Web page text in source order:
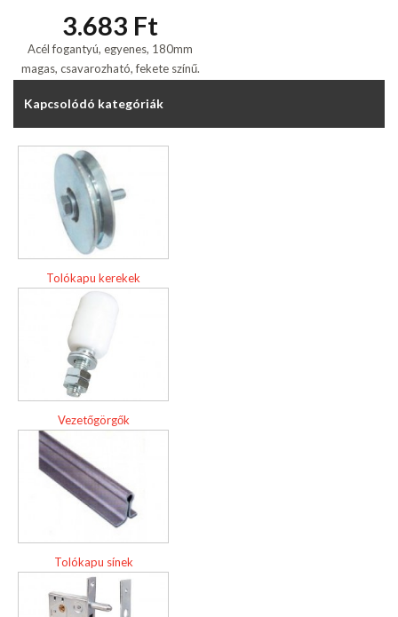
3.683 Ft
Acél fogantyú, egyenes, 180mm
magas, csavarozható, fekete színű.
Kapcsolódó kategóriák
Tolókapu kerekek
Vezetőgörgők
Tolókapu sínek